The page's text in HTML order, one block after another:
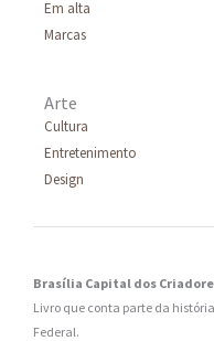
Em alta
Marcas
Arte
Cultura
Entretenimento
Design
Brasília Capital dos
Livro que conta parte da
Federal.